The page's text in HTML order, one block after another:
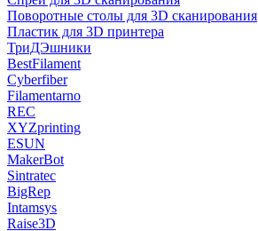
Поворотные столы для 3D сканирования
Пластик для 3D принтера
ТриДЭшники
BestFilament
Cyberfiber
Filamentarno
REC
XYZprinting
ESUN
MakerBot
Sintratec
BigRep
Intamsys
Raise3D